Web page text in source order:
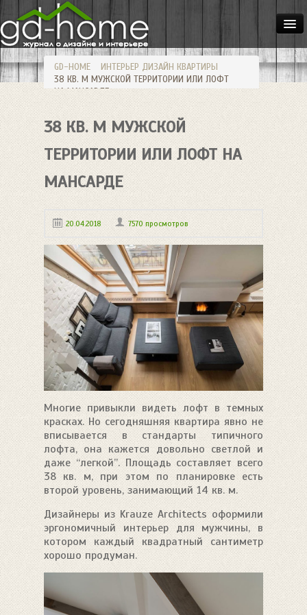
ДОМА
КВАРТИРЫ
ИНТЕРЬЕР
СТИЛИ
МЕБЕЛЬ
ОСВЕЩЕНИЕ
САД
HANDMADE
GD-HOME ИНТЕРЬЕР ДИЗАЙН КВАРТИРЫ
38 КВ. М МУЖСКОЙ ТЕРРИТОРИИ ИЛИ ЛОФТ
НА МАНСАРДЕ
38 КВ. М МУЖСКОЙ
ТЕРРИТОРИИ ИЛИ ЛОФТ НА
МАНСАРДЕ
20.04.2018 7570 просмотров
Многие привыкли видеть лофт в темных
красках. Но сегодняшняя квартира явно не
вписывается в стандарты типичного
лофта, она кажется довольно светлой и
даже “легкой”. Площадь составляет всего
38 кв. м, при этом по планировке есть
второй уровень, занимающий 14 кв. м.
Дизайнеры из Krauze Architects оформили
эргономичный интерьер для мужчины, в
котором каждый квадратный сантиметр
хорошо продуман.